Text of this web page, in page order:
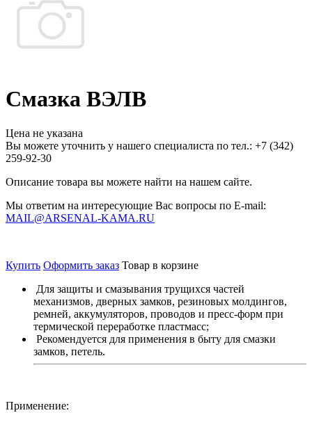
Смазка ВЭЛВ
Цена не указана
Вы можете уточнить у нашего специалиста по тел.: +7 (342)
259-92-30
Описание товара вы можете найти на нашем сайте.
Мы ответим на интересующие Вас вопросы по E-mail:
MAIL@ARSENAL-KAMA.RU
Купить Оформить заказ Товар в корзине
Для защиты и смазывания трущихся частей
механизмов, дверных замков, резиновых молдингов,
ремней, аккумуляторов, проводов и пресс-форм при
термической переработке пластмасс;
Рекомендуется для применения в быту для смазки
замков, петель.
Применение: